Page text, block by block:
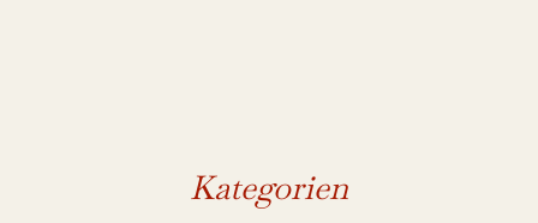
Kategorien